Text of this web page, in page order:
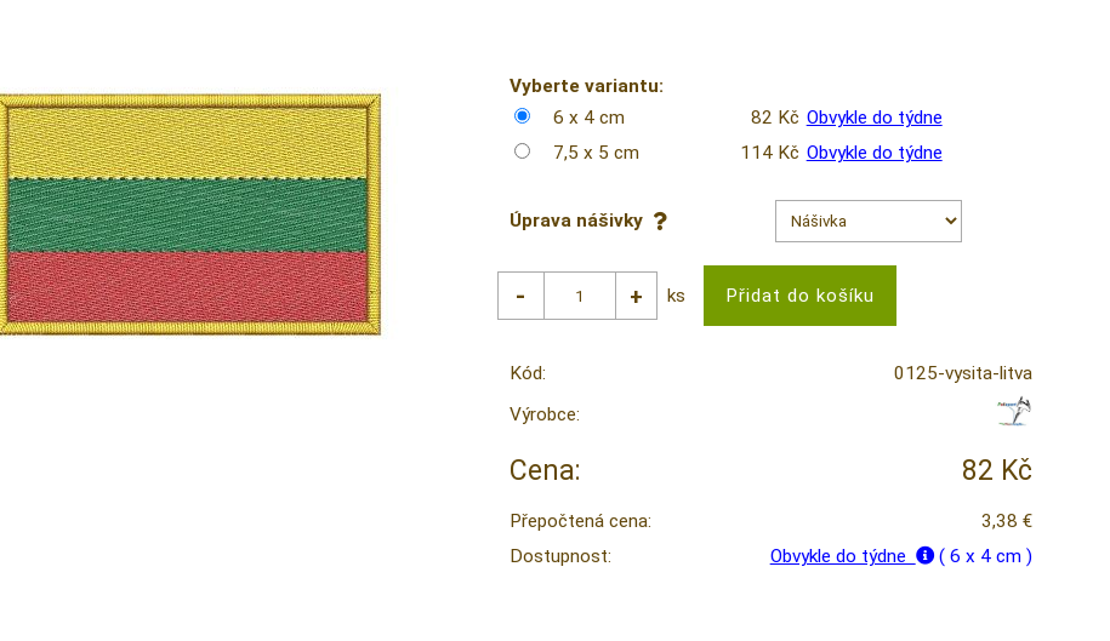
Vyberte variantu:
6 x 4 cm
82 Kč Obvykle do týdne
7,5 x 5 cm
114 Kč Obvykle do týdne
Úprava nášivky
ks
Kód:
0125-vysita-litva
Výrobce:
Cena: 82 Kč
Přepočtená cena:
3,38 €
Dostupnost:
Obvykle do týdne ( 6 x 4 cm )